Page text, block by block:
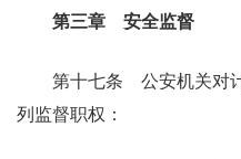
第三章 安全监督
第十七条 公安机关对
列监督职权：